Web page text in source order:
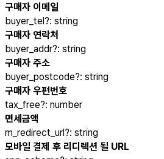
구매자 이메일
buyer_tel?: string
구매자 연락처
buyer_addr?: string
구매자 주소
buyer_postcode?: string
구매자 우편번호
tax_free?: number
면세금액
m_redirect_url?: string
모바일 결제 후 리디렉션 될 URL